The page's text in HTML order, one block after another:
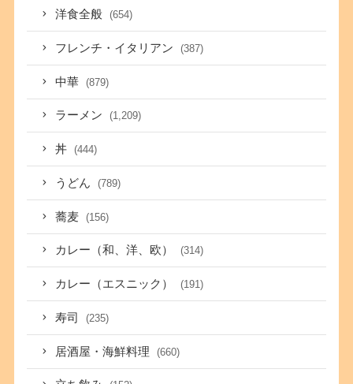
洋食全般 (654)
フレンチ・イタリアン (387)
中華 (879)
ラーメン (1,209)
丼 (444)
うどん (789)
蕎麦 (156)
カレー（和、洋、欧） (314)
カレー（エスニック） (191)
寿司 (235)
居酒屋・海鮮料理 (660)